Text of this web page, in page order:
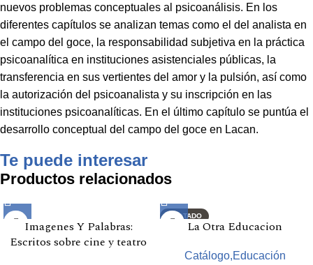
nuevos problemas conceptuales al psicoanálisis. En los
diferentes capítulos se analizan temas como el del analista en
el campo del goce, la responsabilidad subjetiva en la práctica
psicoanalítica en instituciones asistenciales públicas, la
transferencia en sus vertientes del amor y la pulsión, así como
la autorización del psicoanalista y su inscripción en las
instituciones psicoanalíticas. En el último capítulo se puntúa el
desarrollo conceptual del campo del goce en Lacan.
Te puede interesar
Productos relacionados
Imagenes Y Palabras:
Escritos sobre cine y teatro
AGOTADO
La Otra Educacion
Catálogo,Educación